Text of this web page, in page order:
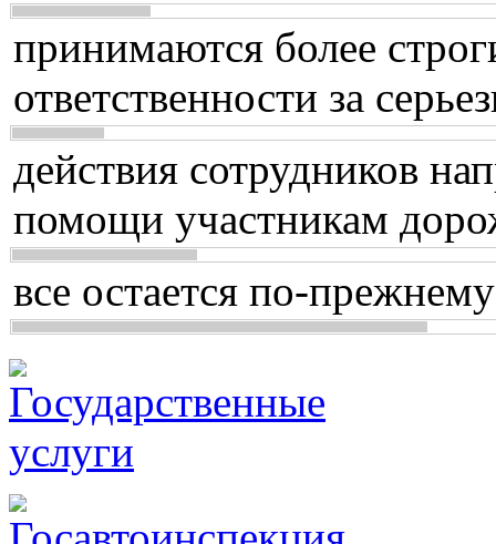
принимаются более
ответственности за
действия сотрудников
помощи участникам
все остается по-